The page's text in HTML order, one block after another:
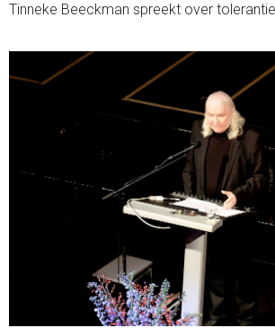
Tinneke Beeckman spreekt over